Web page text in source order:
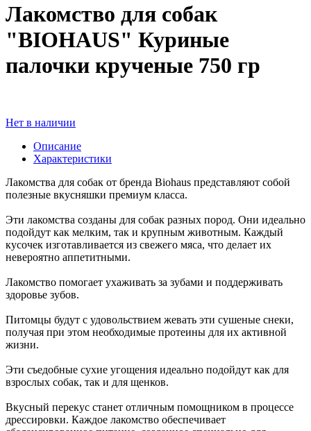
Лакомство для собак
"BIOHAUS" Куриные
палочки крученые 750 гр
Нет в наличии
Описание
Характеристики
Лакомства для собак от бренда Вiohaus представляют собой
полезные вкусняшки премиум класса.
Эти лакомства созданы для собак разных пород. Они идеально
подойдут как мелким, так и крупным животным. Каждый
кусочек изготавливается из свежего мяса, что делает их
невероятно аппетитными.
Лакомство помогает ухаживать за зубами и поддерживать
здоровье зубов.
Питомцы будут с удовольствием жевать эти сушеные снеки,
получая при этом необходимые протеины для их активной
жизни.
Эти съедобные сухие угощения идеально подойдут как для
взрослых собак, так и для щенков.
Вкусный перекус станет отличным помощником в процессе
дрессировки. Каждое лакомство обеспечивает